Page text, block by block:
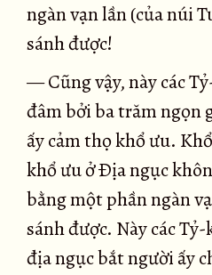
ngàn vạn lần (của núi
sánh được!
— Cũng vậy, này các
đâm bởi ba trăm ngọn
ấy cảm thọ khổ ưu.
khổ ưu ở Ðịa ngục
bằng một phần ngàn
sánh được. Này các
địa ngục bắt người ấy